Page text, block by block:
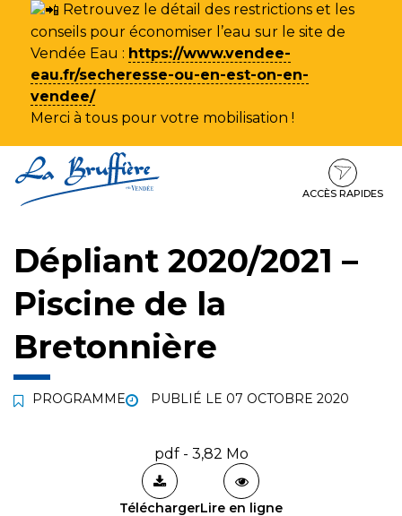
Retrouvez le détail des restrictions et les
conseils pour économiser l’eau sur le site de
Vendée Eau : https://www.vendee-
eau.fr/secheresse-ou-en-est-on-en-
vendee/
Merci à tous pour votre mobilisation !
au
contenu
au
ACCÈS RAPIDES
Dépliant 2020/2021 –
Piscine de la
Bretonnière
PROGRAMME PUBLIÉ LE 07 OCTOBRE 2020
pdf - 3,82 Mo
TéléchargerLire en ligne